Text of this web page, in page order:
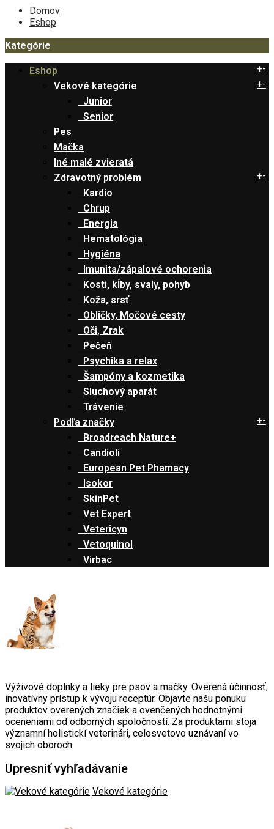
Domov
Eshop
Kategórie
Eshop +-
Vekové kategórie
+-
Junior
Senior
Pes
Mačka
Iné malé zvieratá
Zdravotný problém
+-
Kardio
Chrup
Energia
Hematológia
Hygiéna
Imunita/zápalové ochorenia
Kosti, kĺby, svaly, pohyb
Koža, srsť
Obličky, Močové cesty
Oči, Zrak
Pečeň
Psychika a relax
Šampóny a kozmetika
Sluchový aparát
Trávenie
Podľa značky
+-
Broadreach Nature+
Candioli
European Pet Phamacy
Isokor
SkinPet
Vet Expert
Vetericyn
Vetoquinol
Virbac
Výživové doplnky a lieky pre psov a mačky. Overená účinnosť,
inovatívny prístup k vývoju receptúr. Objavte našu ponuku
produktov overených značiek a ovenčených hodnotnými
oceneniami od odborných spoločností. Za produktami stoja
významní holistickí veterinári, celosvetovo uznávaní vo
svojich oboroch.
Upresniť vyhľadávanie
Vekové kategórie